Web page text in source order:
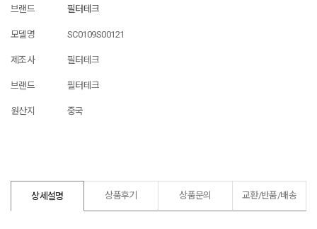
브랜드 필터테크
모델명 SC0109S00121
제조사 필터테크
브랜드 필터테크
원산지 중국
상세설명 상품후기 상품문의 교환/반품/배송